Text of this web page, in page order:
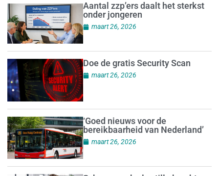
Aantal zzp’ers daalt het sterkst
onder jongeren
maart 26, 2026
Doe de gratis Security Scan
maart 26, 2026
‘Goed nieuws voor de
bereikbaarheid van Nederland’
maart 26, 2026